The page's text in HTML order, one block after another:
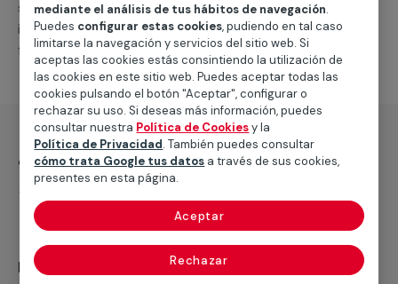
suministro de los materiales necesarios, las
intervenciones a realizar, o la mano de obra que hará
falta para completar tu proyecto.
¿Qué incluye?
Recuerda que en MULTIMAP
mediante el análisis de tus hábitos de navegación.
Puedes configurar estas cookies, pudiendo en tal caso
limitarse la navegación y servicios del sitio web. Si
aceptas las cookies estás consintiendo la utilización de
las cookies en este sitio web. Puedes aceptar todas las
cookies pulsando el botón "Aceptar", configurar o
rechazar su uso. Si deseas más información, puedes
consultar nuestra Política de Cookiesy la
Política de Privacidad. También puedes consultar
cómo trata Google tus datos a través de sus cookies,
presentes en esta página.
Rechazar
Aceptar